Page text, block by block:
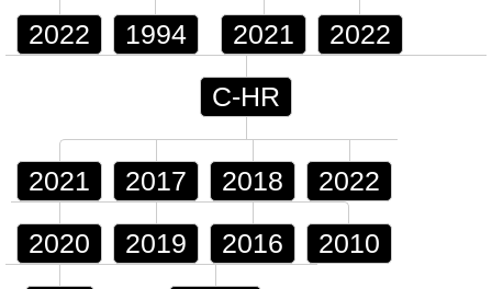
2022 1994 2021 2022
C-HR
2021 2017 2018 2022
2020 2019 2016 2010